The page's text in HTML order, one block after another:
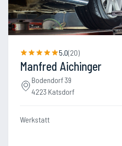
5.0(20)
Manfred Aichinger
Bodendorf 39
4223 Katsdorf
Werkstatt